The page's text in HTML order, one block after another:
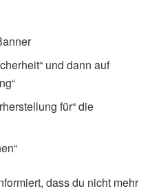
und dann auf
für“ die
dass du nicht mehr